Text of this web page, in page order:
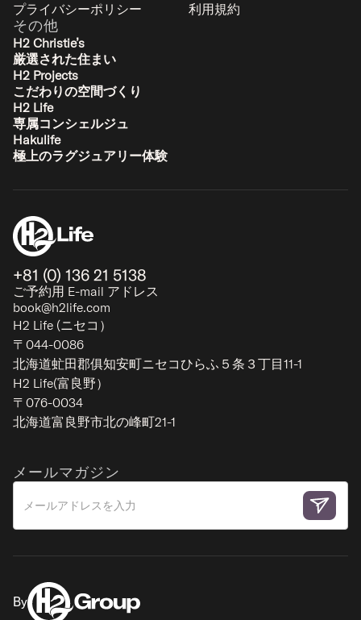
もくれん
曽我 / アンヌプリ
10 4 4 2
ラグジュアリー
キラキラ ペントハウス
ヒラフ（アッパー） - ニセコ
ラグジュアリー
プライバシーポリシー
利用規約
その他
H2 Christie’s
厳選された住まい
H2 Projects
こだわりの空間づくり
H2 Life
専属コンシェルジュ
Hakulife
極上のラグジュアリー体験
+81 (0) 136 21 5138
ご予約用 E-mail アドレス
book@h2life.com
H2 Life (ニセコ）
〒044-0086
北海道虻田郡俱知安町ニセコひらふ５条３丁目11-1
H2 Life(富良野）
〒076-0034
北海道富良野市北の峰町21-1
メールマガジン
By